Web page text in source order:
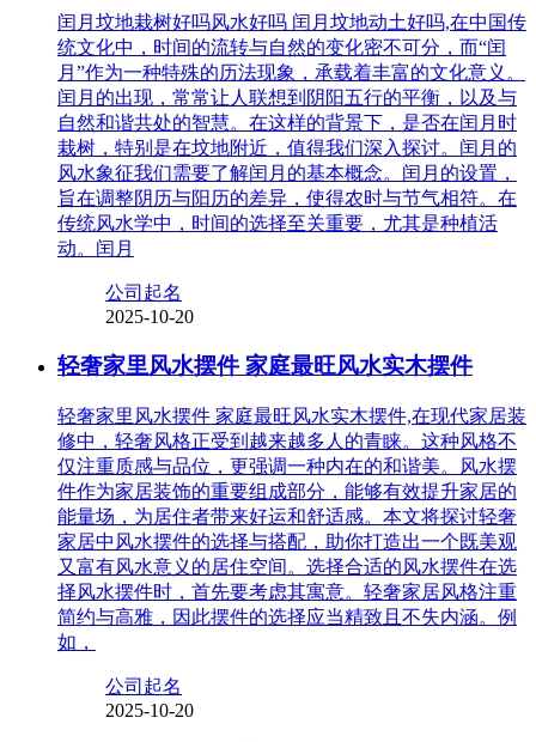
闰月坟地栽树好吗风水好吗 闰月坟地动土好吗,在中国传
统文化中，时间的流转与自然的变化密不可分，而“闰
月”作为一种特殊的历法现象，承载着丰富的文化意义。
闰月的出现，常常让人联想到阴阳五行的平衡，以及与
自然和谐共处的智慧。在这样的背景下，是否在闰月时
栽树，特别是在坟地附近，值得我们深入探讨。闰月的
风水象征我们需要了解闰月的基本概念。闰月的设置，
旨在调整阴历与阳历的差异，使得农时与节气相符。在
传统风水学中，时间的选择至关重要，尤其是种植活
动。闰月
公司起名
2025-10-20
轻奢家里风水摆件 家庭最旺风水实木摆件
轻奢家里风水摆件 家庭最旺风水实木摆件,在现代家居装
修中，轻奢风格正受到越来越多人的青睐。这种风格不
仅注重质感与品位，更强调一种内在的和谐美。风水摆
件作为家居装饰的重要组成部分，能够有效提升家居的
能量场，为居住者带来好运和舒适感。本文将探讨轻奢
家居中风水摆件的选择与搭配，助你打造出一个既美观
又富有风水意义的居住空间。选择合适的风水摆件在选
择风水摆件时，首先要考虑其寓意。轻奢家居风格注重
简约与高雅，因此摆件的选择应当精致且不失内涵。例
如，
公司起名
2025-10-20